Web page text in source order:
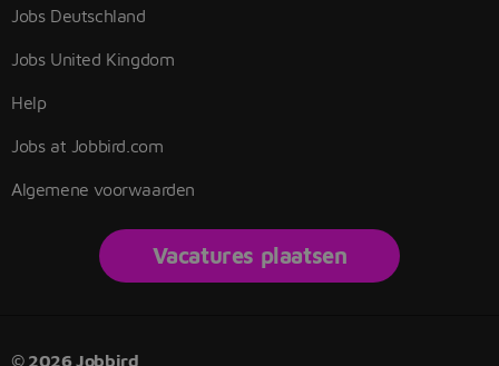
Jobs Deutschland
Jobs United Kingdom
Help
Jobs at Jobbird.com
Algemene voorwaarden
Vacatures plaatsen
© 2026 Jobbird